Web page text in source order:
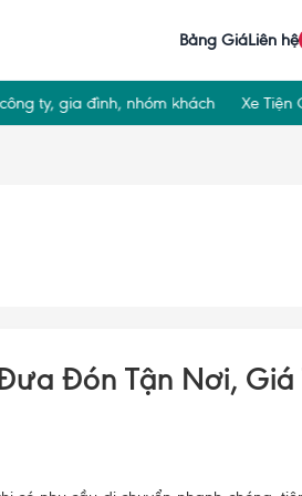
Bảng GiáLiên hệ
gia đình, nhóm khách Xe Tiện
Đón Tận Nơi,